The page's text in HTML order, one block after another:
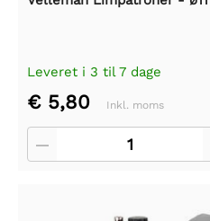
Leveret i 3 til 7 dage
€ 5,80 Inkl. moms